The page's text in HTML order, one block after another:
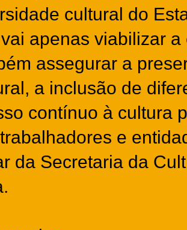
cultural do
apenas viabilizar
assegurar a
a inclusão de
contínuo à cultura
e
da Secretaria da